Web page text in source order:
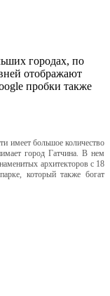
городах, по
отображают
пробки также
имеет большое количество
город Гатчина. В нем
архитекторов с 18
который также богат